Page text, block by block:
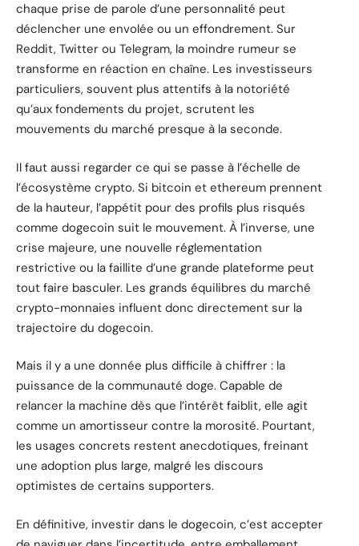
chaque prise de parole d’une personnalité peut
déclencher une envolée ou un effondrement. Sur
Reddit, Twitter ou Telegram, la moindre rumeur se
transforme en réaction en chaîne. Les investisseurs
particuliers, souvent plus attentifs à la notoriété
qu’aux fondements du projet, scrutent les
mouvements du marché presque à la seconde.
Il faut aussi regarder ce qui se passe à l’échelle de
l’écosystème crypto. Si bitcoin et ethereum prennent
de la hauteur, l’appétit pour des profils plus risqués
comme dogecoin suit le mouvement. À l’inverse, une
crise majeure, une nouvelle réglementation
restrictive ou la faillite d’une grande plateforme peut
tout faire basculer. Les grands équilibres du marché
crypto-monnaies influent donc directement sur la
trajectoire du dogecoin.
Mais il y a une donnée plus difficile à chiffrer : la
puissance de la communauté doge. Capable de
relancer la machine dès que l’intérêt faiblit, elle agit
comme un amortisseur contre la morosité. Pourtant,
les usages concrets restent anecdotiques, freinant
une adoption plus large, malgré les discours
optimistes de certains supporters.
En définitive, investir dans le dogecoin, c’est accepter